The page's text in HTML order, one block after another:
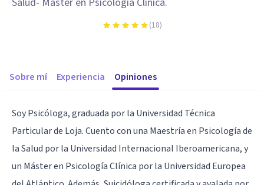
(18)
Sobre mí Experiencia Opiniones
Soy Psicóloga, graduada por la Universidad Técnica
Particular de Loja. Cuento con una Maestría en Psicología de
la Salud por la Universidad Internacional Iberoamericana, y
un Máster en Psicología Clínica por la Universidad Europea